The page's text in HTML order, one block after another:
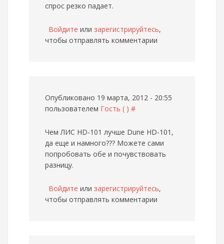
спрос резко падает.
Войдите или зарегистрируйтесь,
чтобы отправлять комментарии
Опубликовано 19 марта, 2012 - 20:55
пользователем Гость ( ) #
Чем ЛИС HD-101 лучше Dune HD-101,
да еще и намного??? Можете сами
попробовать обе и почувствовать
разницу.
Войдите или зарегистрируйтесь,
чтобы отправлять комментарии